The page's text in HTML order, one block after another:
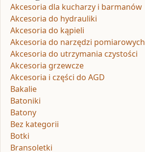
Akcesoria dla kucharzy i barmanów
Akcesoria do hydrauliki
Akcesoria do kąpieli
Akcesoria do narzędzi pomiarowych
Akcesoria do utrzymania czystości
Akcesoria grzewcze
Akcesoria i części do AGD
Bakalie
Batoniki
Batony
Bez kategorii
Botki
Bransoletki